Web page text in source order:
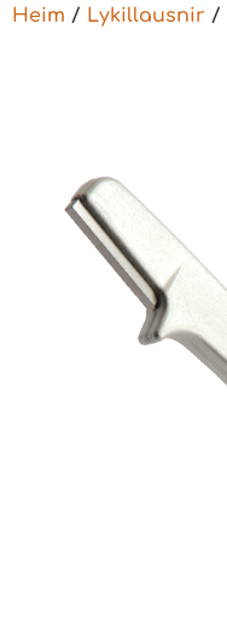
Heim / Lykillausnir /